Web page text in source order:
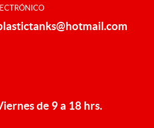
de 9 a 18 hrs.